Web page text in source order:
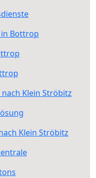
Bottrop
Klein Ströbitz
Klein Ströbitz